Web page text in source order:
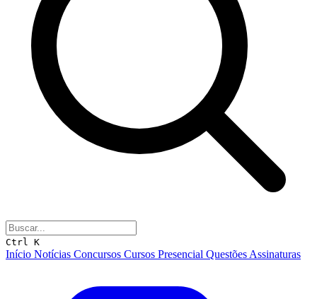
Ctrl K
Início Notícias Concursos Cursos Presencial Questões Assinaturas